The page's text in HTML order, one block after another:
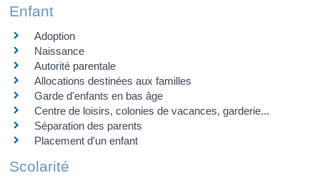
Enfant
Adoption
Naissance
Autorité parentale
Allocations destinées aux familles
Garde d'enfants en bas âge
Centre de loisirs, colonies de vacances, garderie...
Séparation des parents
Placement d'un enfant
Scolarité